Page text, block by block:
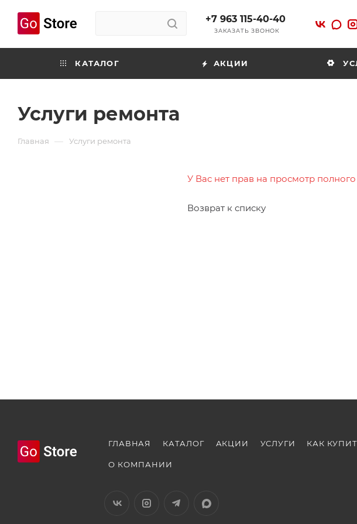
+7 963 115-40-40
ЗАКАЗАТЬ ЗВОНОК
КАТАЛОГ АКЦИИ
Услуги ремонта
Главная — Услуги ремонта
У Вас нет прав на просмотр полного
Возврат к списку
ГЛАВНАЯ КАТАЛОГ АКЦИИ УСЛУГИ КАК
О КОМПАНИИ